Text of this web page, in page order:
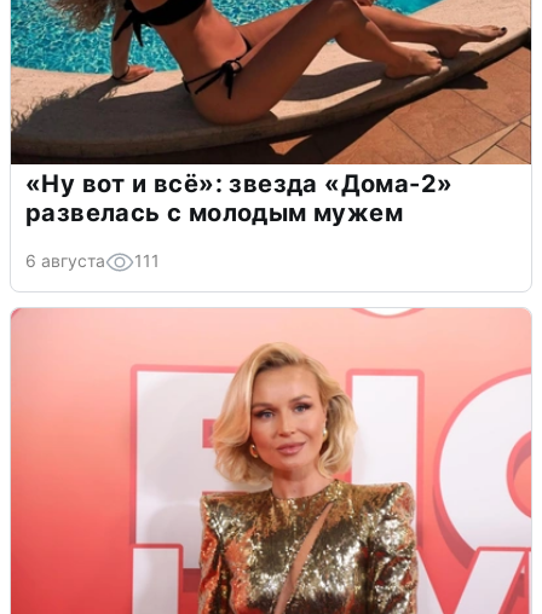
«Ну вот и всё»: звезда «Дома-2»
развелась с молодым мужем
6 августа 111